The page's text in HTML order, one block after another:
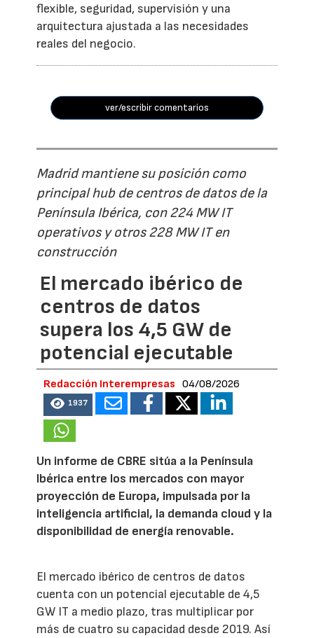
flexible, seguridad, supervisión y una
arquitectura ajustada a las necesidades
reales del negocio.
ver/escribir comentarios
Madrid mantiene su posición como
principal hub de centros de datos de la
Península Ibérica, con 224 MW IT
operativos y otros 228 MW IT en
construcción
El mercado ibérico de
centros de datos
supera los 4,5 GW de
potencial ejecutable
Redacción Interempresas 04/08/2026
1937
Un informe de CBRE sitúa a la Península
Ibérica entre los mercados con mayor
proyección de Europa, impulsada por la
inteligencia artificial, la demanda cloud y la
disponibilidad de energía renovable.
El mercado ibérico de centros de datos
cuenta con un potencial ejecutable de 4,5
GW IT a medio plazo, tras multiplicar por
más de cuatro su capacidad desde 2019. Así